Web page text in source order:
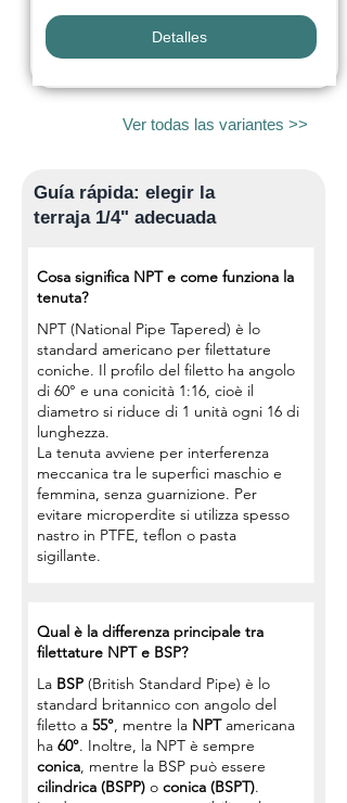
Detalles
Ver todas las variantes >>
Guía rápida: elegir la
terraja 1/4" adecuada
Cosa significa NPT e come funziona la
tenuta?
NPT (National Pipe Tapered) è lo
standard americano per filettature
coniche. Il profilo del filetto ha angolo
di 60° e una conicità 1:16, cioè il
diametro si riduce di 1 unità ogni 16 di
lunghezza.
La tenuta avviene per interferenza
meccanica tra le superfici maschio e
femmina, senza guarnizione. Per
evitare microperdite si utilizza spesso
nastro in PTFE, teflon o pasta
sigillante.
Qual è la differenza principale tra
filettature NPT e BSP?
La BSP (British Standard Pipe) è lo
standard britannico con angolo del
filetto a 55°, mentre la NPTamericana
ha 60°. Inoltre, la NPT è sempre
conica, mentre la BSP può essere
cilindrica (BSPP) o conica (BSPT).